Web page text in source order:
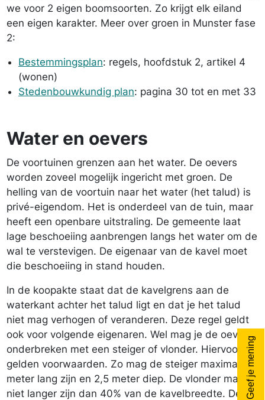
we voor 2 eigen boomsoorten. Zo krijgt elk eiland
een eigen karakter. Meer over groen in Munster fase
2:
Bestemmingsplan: regels, hoofdstuk 2, artikel 4
(wonen)
Stedenbouwkundig plan: pagina 30 tot en met 33
Water en oevers
De voortuinen grenzen aan het water. De oevers
worden zoveel mogelijk ingericht met groen. De
helling van de voortuin naar het water (het talud) is
privé-eigendom. Het is onderdeel van de tuin, maar
heeft een openbare uitstraling. De gemeente laat
lage beschoeiing aanbrengen langs het water om de
wal te verstevigen. De eigenaar van de kavel moet
die beschoeiing in stand houden.
In de koopakte staat dat de kavelgrens aan de
waterkant achter het talud ligt en dat je het talud
niet mag verhogen of veranderen. Deze regel geldt
ook voor volgende eigenaren. Wel mag je de oever
onderbreken met een steiger of vlonder. Hiervoor
gelden voorwaarden. Zo mag de steiger maximaal 6
meter lang zijn en 2,5 meter diep. De vlonder mag
niet langer zijn dan 40% van de kavelbreedte. De
Geef je mening